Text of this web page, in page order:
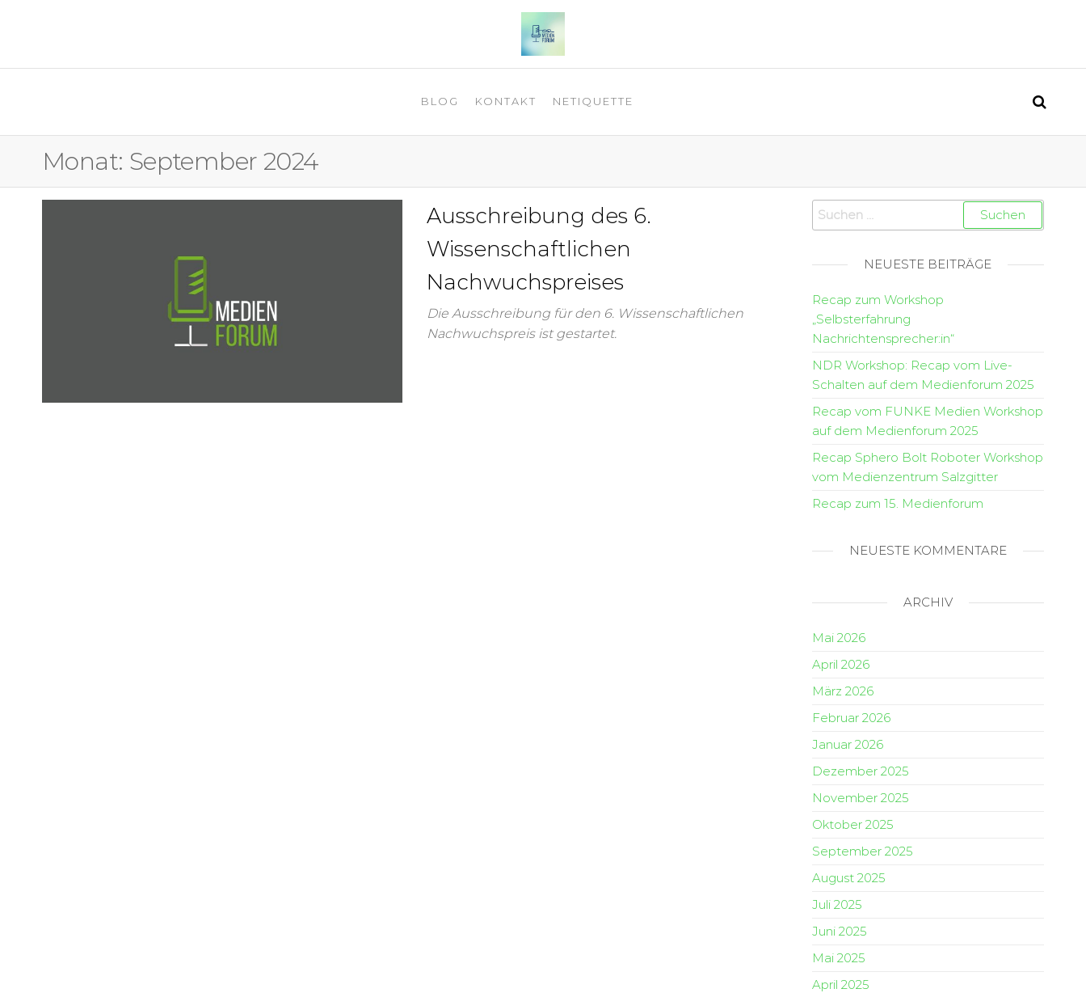
OSTFALIA MEDIENFORUM 2025
BLOG KONTAKT NETIQUETTE
Monat: September 2024
Ausschreibung des 6.
Wissenschaftlichen
Nachwuchspreises
Die Ausschreibung für den 6. Wissenschaftlichen
Nachwuchspreis ist gestartet.
NEUESTE BEITRÄGE
Recap zum Workshop
„Selbsterfahrung
Nachrichtensprecher:in“
NDR Workshop: Recap vom Live-
Schalten auf dem Medienforum 2025
Recap vom FUNKE Medien Workshop
auf dem Medienforum 2025
Recap Sphero Bolt Roboter Workshop
vom Medienzentrum Salzgitter
Recap zum 15. Medienforum
NEUESTE KOMMENTARE
ARCHIV
Mai 2026
April 2026
März 2026
Februar 2026
Januar 2026
Dezember 2025
November 2025
Oktober 2025
September 2025
August 2025
Juli 2025
Juni 2025
Mai 2025
April 2025